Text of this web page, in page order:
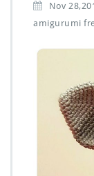
Nov
amigurumi